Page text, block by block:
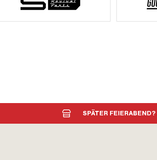
SPÄTER FEIERABEND?